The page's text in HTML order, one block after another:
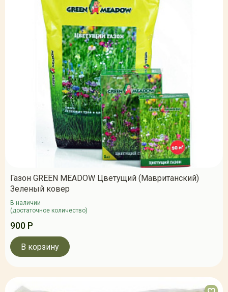
Газон GREEN MEADOW Цветущий (Мавританский)
Зеленый ковер
В наличии
(достаточное количество)
900 Р
В корзину